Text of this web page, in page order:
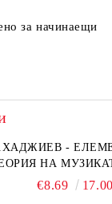
за начинаещи
-
НА
€8.69